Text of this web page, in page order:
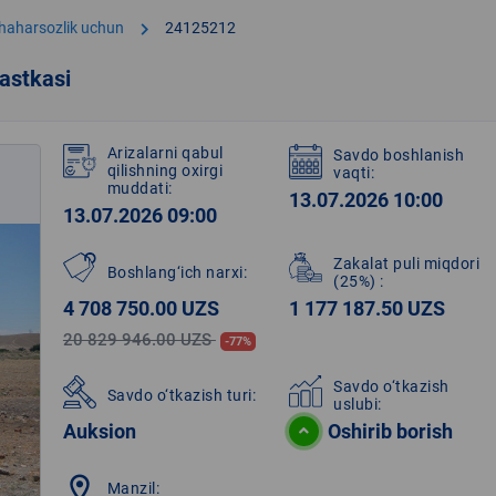
uchun chevron_right 24125212
Arizalarni qabul
qilishning oxirgi
muddati:
13.07.2026 09:00
Savdo boshlanish
vaqti:
13.07.2026 10:00
Boshlang‘ich narxi:
4 708 750.00 UZS
20 829 946.00 UZS -77%
Zakalat puli miqdori
(25%) :
1 177 187.50 UZS
Savdo o‘tkazish turi:
Auksion
Savdo o‘tkazish
uslubi:
Oshirib borish
location_on Manzil: